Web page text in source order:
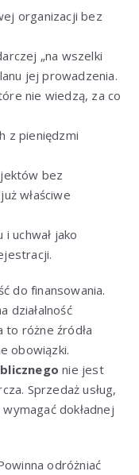
organizacji bez
„na wszelki
jej prowadzenia.
nie wiedzą, za co
z pieniędzmi
bez
właściwe
uchwał jako
do finansowania.
działalność
to różne źródła
obowiązki.
nie jest
Sprzedaż usług,
dokładnej
odróżniać